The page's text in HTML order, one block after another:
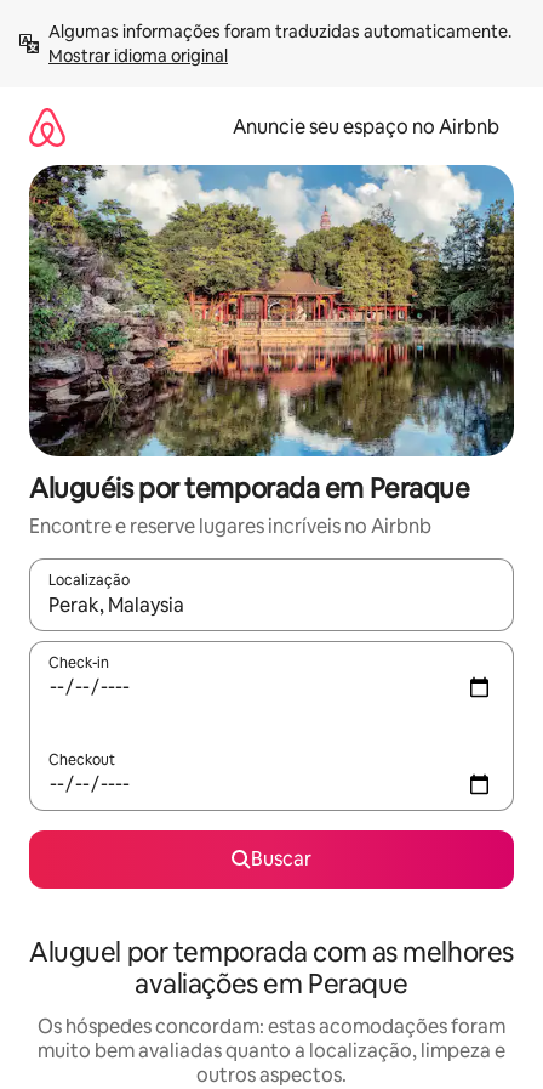
para
Mostrar idioma original
Anuncie seu espaço no Airbnb
Aluguéis por temporada em Peraque
Encontre e reserve lugares incríveis no Airbnb
Localização
Quando os resultados estiverem disponíveis, explore-os
Check-in
Checkout
Buscar
Aluguel por temporada com as melhores
avaliações em Peraque
Os hóspedes concordam: estas acomodações foram
muito bem avaliadas quanto a localização, limpeza e
outros aspectos.